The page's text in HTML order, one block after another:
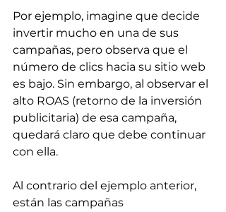
Por ejemplo, imagine que decide
invertir mucho en una de sus
campañas, pero observa que el
número de clics hacia su sitio web
es bajo. Sin embargo, al observar el
alto ROAS (retorno de la inversión
publicitaria) de esa campaña,
quedará claro que debe continuar
con ella.
Al contrario del ejemplo anterior,
están las campañas